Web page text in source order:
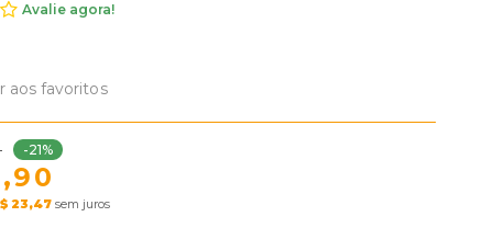
Avalie agora!
aos favoritos
-21%
23,47 sem juros